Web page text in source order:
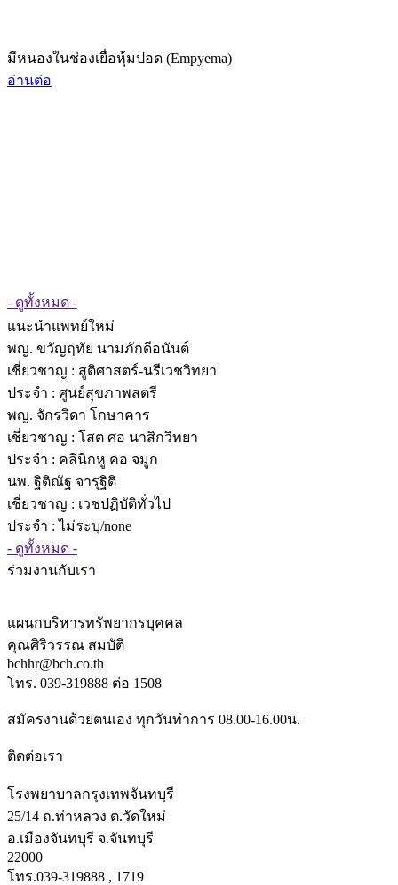
มีหนองในช่องเยื่อหุ้มปอด (Empyema)
อ่านต่อ
- ดูทั้งหมด -
แนะนำแพทย์ใหม่
พญ. ขวัญฤทัย นามภักดีอนันต์
เชี่ยวชาญ : สูติศาสตร์-นรีเวชวิทยา
ประจำ : ศูนย์สุขภาพสตรี
พญ. จักรวิดา โกษาคาร
เชี่ยวชาญ : โสต ศอ นาสิกวิทยา
ประจำ : คลินิกหู คอ จมูก
นพ. ฐิติณัฐ จารุฐิติ
เชี่ยวชาญ : เวชปฏิบัติทั่วไป
ประจำ : ไม่ระบุ/none
- ดูทั้งหมด -
ร่วมงานกับเรา
แผนกบริหารทรัพยากรบุคคล
คุณศิริวรรณ สมบัติ
bchhr@bch.co.th
โทร. 039-319888 ต่อ 1508
สมัครงานด้วยตนเอง ทุกวันทำการ 08.00-16.00น.
ติดต่อเรา
โรงพยาบาลกรุงเทพจันทบุรี
25/14 ถ.ท่าหลวง ต.วัดใหม่
อ.เมืองจันทบุรี จ.จันทบุรี
22000
โทร.039-319888 , 1719